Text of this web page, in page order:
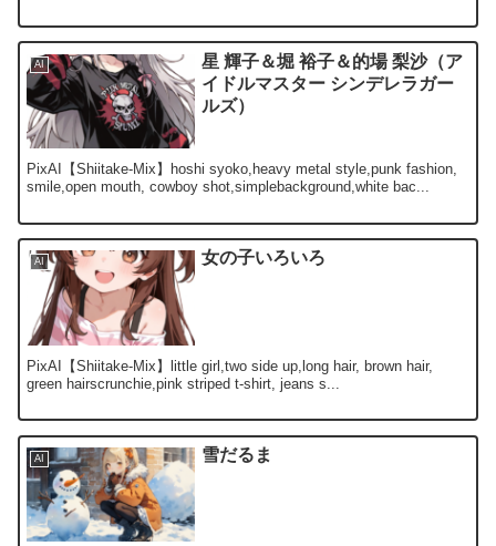
AI
星 輝子＆堀 裕子＆的場 梨沙（ア
イドルマスター シンデレラガー
ルズ）
PixAI【Shiitake-Mix】hoshi syoko,heavy metal style,punk fashion,
smile,open mouth, cowboy shot,simplebackground,white bac...
AI 女の子いろいろ
PixAI【Shiitake-Mix】little girl,two side up,long hair, brown hair,
green hairscrunchie,pink striped t-shirt, jeans s...
AI 雪だるま